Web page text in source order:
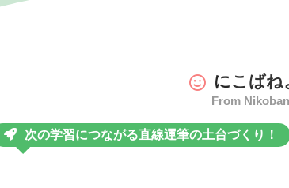
にこばね
From
次の学習につながる直線運筆の土台づくり！